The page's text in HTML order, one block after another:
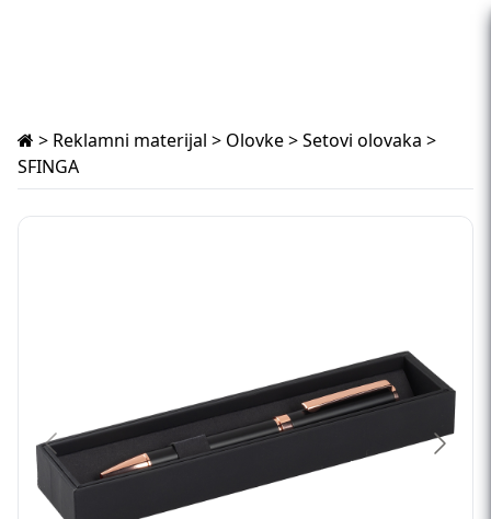
> Reklamni materijal > Olovke>Setovi olovaka >
SFINGA